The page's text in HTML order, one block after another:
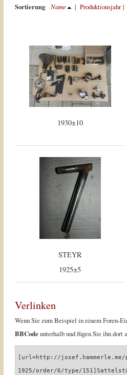
Sortierung Name | Produktionsjahr|
1930±10
STEYR
1925±5
Verlinken
Wenn Sie zum Beispiel in einem Foren-
BBCodeunterhalb und fügen Sie ihn dort
[url=http://josef.hammerle.me/
1925/order/6/type/